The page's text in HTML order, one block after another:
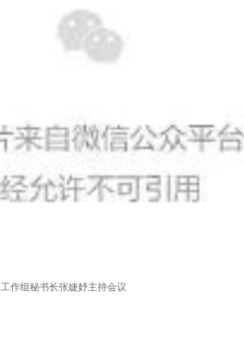
工作组秘书长张婕妤主持会议